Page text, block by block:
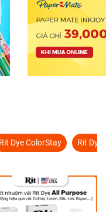
Rit Dye ColorStay Rit Dye